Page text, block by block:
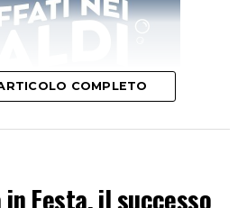
la natura al calar del sole e
COMPLETO
Festa, il successo